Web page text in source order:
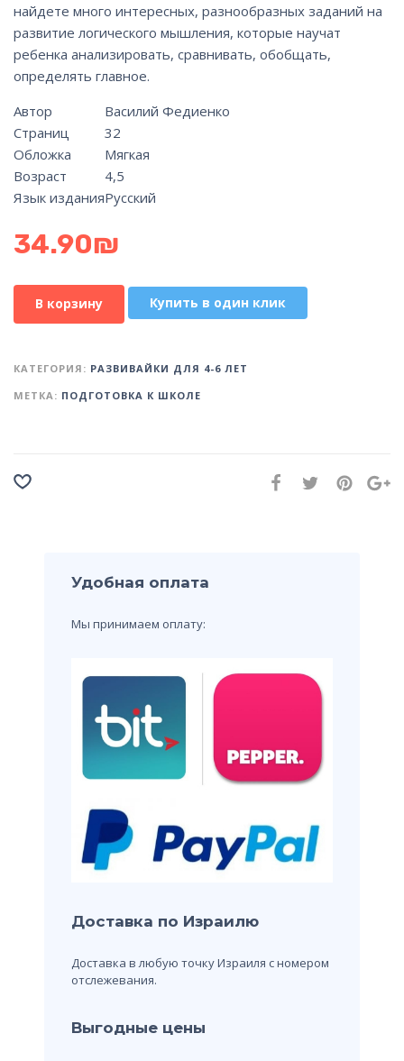
найдете много интересных, разнообразных заданий на
развитие логического мышления, которые научат
ребенка анализировать, сравнивать, обобщать,
определять главное.
Автор
Василий Федиенко
Страниц
32
Обложка
Мягкая
Возраст
4,5
Язык изданияРусский
34.90₪
В корзину Купить в один клик
КАТЕГОРИЯ: РАЗВИВАЙКИ ДЛЯ 4-6 ЛЕТ
МЕТКА: ПОДГОТОВКА К ШКОЛЕ
Удобная оплата
Мы принимаем оплату:
Доставка по Израилю
Доставка в любую точку Израиля с номером
отслежевания.
Выгодные цены